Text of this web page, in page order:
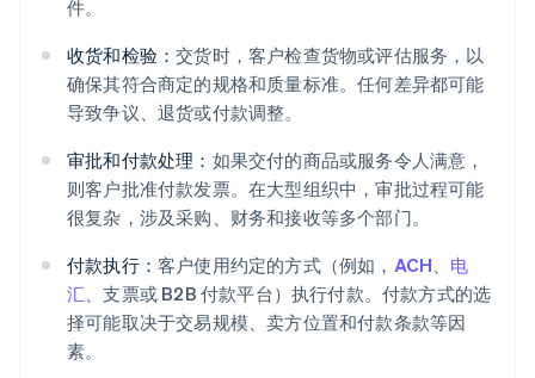
件。
收货和检验：交货时，客户检查货物或评估服务，以
确保其符合商定的规格和质量标准。任何差异都可能
导致争议、退货或付款调整。
审批和付款处理： 如果交付的商品或服务令人满意，
则客户批准付款发票。在大型组织中，审批过程可能
很复杂，涉及采购、财务和接收等多个部门。
付款执行： 客户使用约定的方式（例如， ACH、 电
汇、支票或 B2B 付款平台）执行付款。付款方式的选
择可能取决于交易规模、卖方位置和付款条款等因
素。